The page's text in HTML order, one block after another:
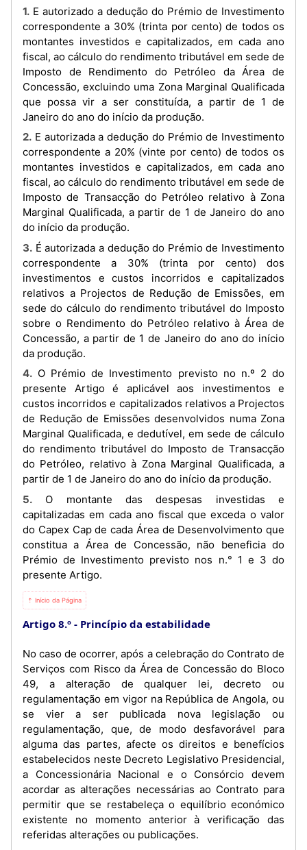
1. E autorizado a dedução do Prémio de Investimento
correspondente a 30% (trinta por cento) de todos os
montantes investidos e capitalizados, em cada ano
fiscal, ao cálculo do rendimento tributável em sede de
Imposto de Rendimento do Petróleo da Área de
Concessão, excluindo uma Zona Marginal Qualificada
que possa vir a ser constituída, a partir de 1 de
Janeiro do ano do início da produção.
2. E autorizada a dedução do Prémio de Investimento
correspondente a 20% (vinte por cento) de todos os
montantes investidos e capitalizados, em cada ano
fiscal, ao cálculo do rendimento tributável em sede de
Imposto de Transacção do Petróleo relativo à Zona
Marginal Qualificada, a partir de 1 de Janeiro do ano
do início da produção.
3. É autorizada a dedução do Prémio de Investimento
correspondente a 30% (trinta por cento) dos
investimentos e custos incorridos e capitalizados
relativos a Projectos de Redução de Emissões, em
sede do cálculo do rendimento tributável do Imposto
sobre o Rendimento do Petróleo relativo à Área de
Concessão, a partir de 1 de Janeiro do ano do início
da produção.
4. O Prémio de Investimento previsto no n.º 2 do
presente Artigo é aplicável aos investimentos e
custos incorridos e capitalizados relativos a Projectos
de Redução de Emissões desenvolvidos numa Zona
Marginal Qualificada, e dedutível, em sede de cálculo
do rendimento tributável do Imposto de Transacção
do Petróleo, relativo à Zona Marginal Qualificada, a
partir de 1 de Janeiro do ano do início da produção.
5. O montante das despesas investidas e
capitalizadas em cada ano fiscal que exceda o valor
do Capex Cap de cada Área de Desenvolvimento que
constitua a Área de Concessão, não beneficia do
Prémio de Investimento previsto nos n.° 1 e 3 do
presente Artigo.
⇡ Início da Página
Artigo 8.º Princípio da estabilidade
No caso de ocorrer, após a celebração do Contrato de
Serviços com Risco da Área de Concessão do Bloco
49, a alteração de qualquer lei, decreto ou
regulamentação em vigor na República de Angola, ou
se vier a ser publicada nova legislação ou
regulamentação, que, de modo desfavorável para
alguma das partes, afecte os direitos e benefícios
estabelecidos neste Decreto Legislativo Presidencial,
a Concessionária Nacional e o Consórcio devem
acordar as alterações necessárias ao Contrato para
permitir que se restabeleça o equilíbrio económico
existente no momento anterior à verificação das
referidas alterações ou publicações.